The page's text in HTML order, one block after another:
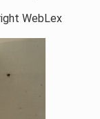
WebLex